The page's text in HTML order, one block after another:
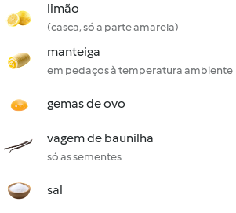
limão
(casca, só a parte amarela)
manteiga
em pedaços à temperatura ambiente
gemas de ovo
vagem de baunilha
só as sementes
sal